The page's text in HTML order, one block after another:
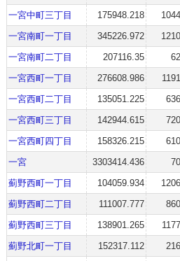
一宮中町三丁目
175948.218 1044
一宮南町一丁目
345226.972 1210
一宮南町二丁目
207116.35 62
一宮西町一丁目
276608.986 1191
一宮西町二丁目
135051.225 636
一宮西町三丁目
142944.615 720
一宮西町四丁目
158326.215 610
一宮
3303414.436 70
薊野西町一丁目
104059.934 1206
薊野西町二丁目
111007.777 860
薊野西町三丁目
138901.265 1177
薊野北町一丁目
152317.112 216